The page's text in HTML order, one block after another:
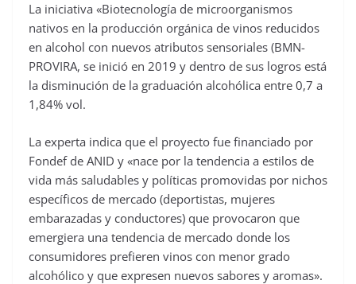
La iniciativa «Biotecnología de microorganismos
nativos en la producción orgánica de vinos reducidos
en alcohol con nuevos atributos sensoriales (BMN-
PROVIRA, se inició en 2019 y dentro de sus logros está
la disminución de la graduación alcohólica entre 0,7 a
1,84% vol.
La experta indica que el proyecto fue financiado por
Fondef de ANID y «nace por la tendencia a estilos de
vida más saludables y políticas promovidas por nichos
específicos de mercado (deportistas, mujeres
embarazadas y conductores) que provocaron que
emergiera una tendencia de mercado donde los
consumidores prefieren vinos con menor grado
alcohólico y que expresen nuevos sabores y aromas».